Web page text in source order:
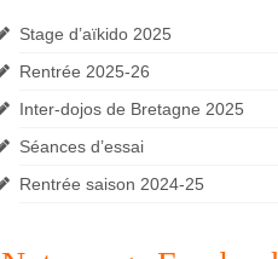
Stage d’aïkido 2025
Rentrée 2025-26
Inter-dojos de Bretagne 2025
Séances d’essai
Rentrée saison 2024-25